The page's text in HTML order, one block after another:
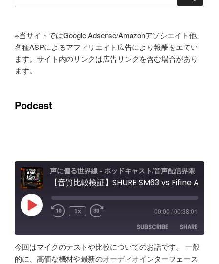
※当サイトではGoogle Adsense/Amazonアソシエイト他、
各種ASPによるアフィリエイト広告により報酬をエてい
ます。サイト内のリンクは広告リンクを含む場合があり
ます。
Podcast
声に偏る世界線 - ポッドキャスト/音声配信界隈
Play
Episode 1x 00:00 /00:38:01
SUBSCRIBE
SHARE
Amazon
Apple Podcasts
SHARE
今回はマイクのテストや比較についてのお話です。 一般
的に、高価な機材や最新のオーディオインターフェース